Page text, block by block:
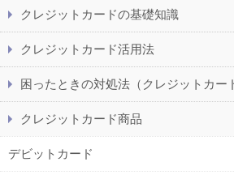
クレジットカードの基礎知識
クレジットカード活用法
困ったときの対処法（クレジットカー
クレジットカード商品
デビットカード